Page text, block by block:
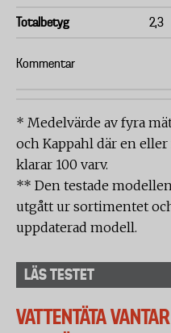
Totalbetyg 2,3
Kommentar
* Medelvärde av fyra
och Kappahl där en
klarar 100 varv.
** Den testade
utgått ur sortimentet
uppdaterad modell.
LÄS TESTET
VATTENTÄTA